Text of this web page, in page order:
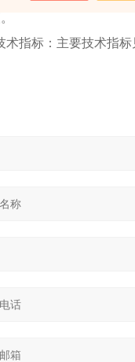
术指标：主要技术指标